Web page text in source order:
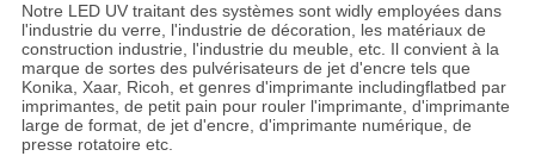
Notre LED UV traitant des systèmes sont widly employées dans
l'industrie du verre, l'industrie de décoration, les matériaux de
construction industrie, l'industrie du meuble, etc. Il convient à la
marque de sortes des pulvérisateurs de jet d'encre tels que
Konika, Xaar, Ricoh, et genres d'imprimante includingflatbed par
imprimantes, de petit pain pour rouler l'imprimante, d'imprimante
large de format, de jet d'encre, d'imprimante numérique, de
presse rotatoire etc.